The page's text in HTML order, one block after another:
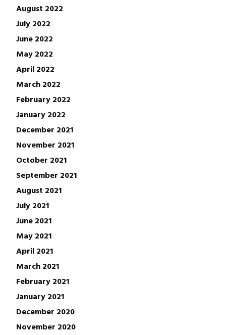
August 2022
July 2022
June 2022
May 2022
April 2022
March 2022
February 2022
January 2022
December 2021
November 2021
October 2021
September 2021
August 2021
July 2021
June 2021
May 2021
April 2021
March 2021
February 2021
January 2021
December 2020
November 2020